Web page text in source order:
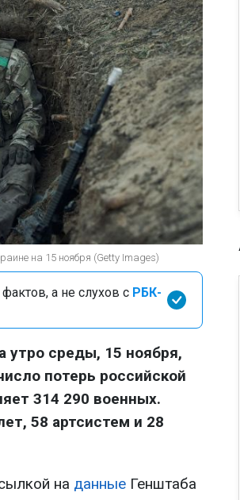
на 15 ноября (Getty Images)
а не слухов с РБК-
утро среды, 15 ноября,
потерь российской
314 290 военных.
58 артсистем и 28
на данные Генштаба